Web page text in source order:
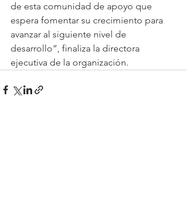
de esta comunidad de apoyo que
espera fomentar su crecimiento para
avanzar al siguiente nivel de
desarrollo”, finaliza la directora
ejecutiva de la organización.